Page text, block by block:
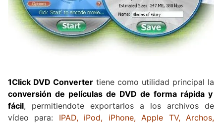
1Click DVD Converter tiene como utilidad principal la
conversión de películas de DVD de forma rápida y
fácil, permitiendote exportarlos a los archivos de
vídeo para: IPAD, iPod, iPhone, Apple TV, Archos,